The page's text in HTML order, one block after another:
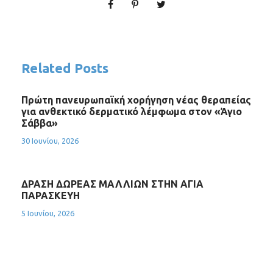
Related Posts
Πρώτη πανευρωπαϊκή χορήγηση νέας θεραπείας
για ανθεκτικό δερματικό λέμφωμα στον «Άγιο
Σάββα»
30 Ιουνίου, 2026
ΔΡΑΣΗ ΔΩΡΕΑΣ ΜΑΛΛΙΩΝ ΣΤΗΝ ΑΓΙΑ
ΠΑΡΑΣΚΕΥΗ
5 Ιουνίου, 2026